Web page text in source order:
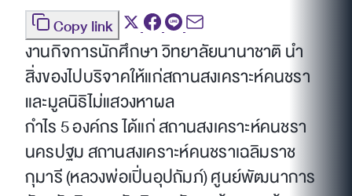
Copy link
งานกิจการนักศึกษา วิทยาลัยนานาชาติ นำ
สิ่งของไปบริจาคให้แก่สถานสงเคราะห์คนชรา
และมูลนิธิไม่แสวงหาผล
กำไร 5 องค์กร ได้แก่ สถานสงเคราะห์คนชรา
นครปฐม สถานสงเคราะห์คนชราเฉลิมราช
กุมารี (หลวงพ่อเปิ่นอุปถัมภ์) ศูนย์พัฒนาการ